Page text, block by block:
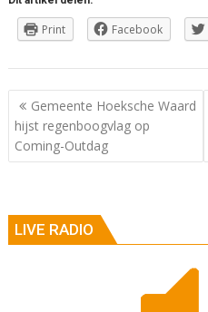
Print Facebook
Berichtnavigatie
Gemeente Hoeksche Waard
hijst regenboogvlag op
Coming-Outdag
LIVE RADIO